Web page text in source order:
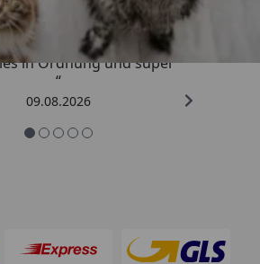
in Ordnung und super
“
09.08.2026